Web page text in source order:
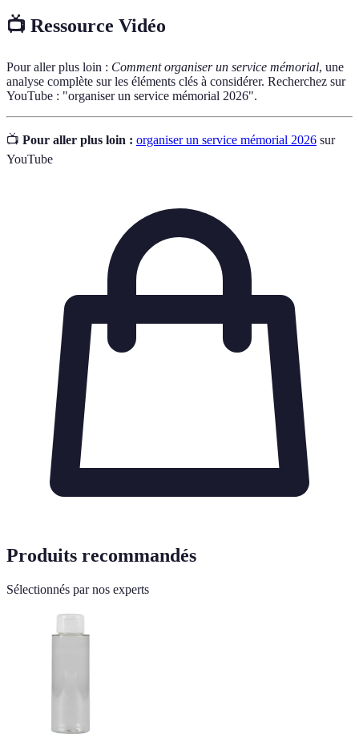
📺 Ressource Vidéo
Pour aller plus loin : Comment organiser un service mémorial, une
analyse complète sur les éléments clés à considérer. Recherchez sur
YouTube : "organiser un service mémorial 2026".
📺 Pour aller plus loin : organiser un service mémorial 2026 sur
YouTube
Produits recommandés
Sélectionnés par nos experts